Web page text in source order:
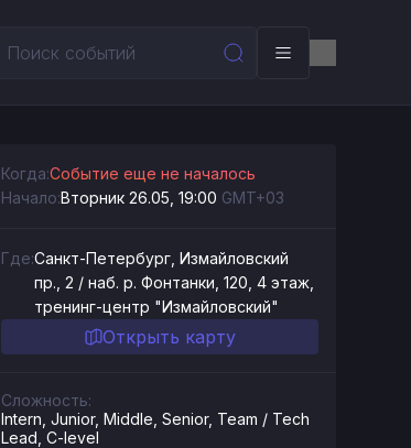
Когда:Событие еще не началось
Начало:Вторник 26.05, 19:00 GMT+03
Где:Санкт-Петербург, Измайловский
пр., 2 / наб. р. Фонтанки, 120, 4 этаж,
тренинг-центр "Измайловский"
Открыть карту
Сложность:
Intern, Junior, Middle, Senior, Team / Tech
Lead, C-level